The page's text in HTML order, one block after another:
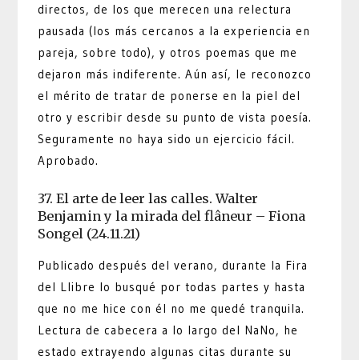
directos, de los que merecen una relectura
pausada (los más cercanos a la experiencia en
pareja, sobre todo), y otros poemas que me
dejaron más indiferente. Aún así, le reconozco
el mérito de tratar de ponerse en la piel del
otro y escribir desde su punto de vista poesía.
Seguramente no haya sido un ejercicio fácil.
Aprobado.
37. El arte de leer las calles. Walter
Benjamin y la mirada del flâneur – Fiona
Songel (24.11.21)
Publicado después del verano, durante la Fira
del Llibre lo busqué por todas partes y hasta
que no me hice con él no me quedé tranquila.
Lectura de cabecera a lo largo del NaNo, he
estado extrayendo algunas citas durante su